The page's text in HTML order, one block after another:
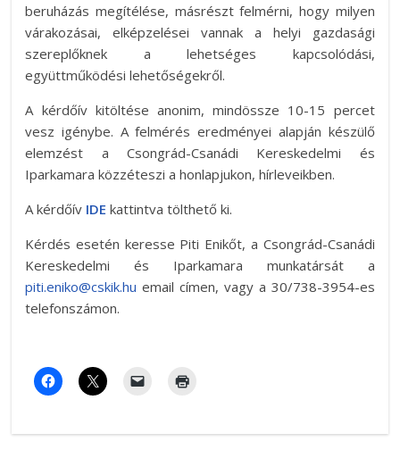
beruházás megítélése, másrészt felmérni, hogy milyen
várakozásai, elképzelései vannak a helyi gazdasági
szereplőknek a lehetséges kapcsolódási,
együttműködési lehetőségekről.
A kérdőív kitöltése anonim, mindössze 10-15 percet
vesz igénybe. A felmérés eredményei alapján készülő
elemzést a Csongrád-Csanádi Kereskedelmi és
Iparkamara közzéteszi a honlapjukon, hírleveikben.
A kérdőív IDE kattintva tölthető ki.
Kérdés esetén keresse Piti Enikőt, a Csongrád-Csanádi
Kereskedelmi és Iparkamara munkatársát a
piti.eniko@cskik.hu email címen, vagy a 30/738-3954-es
telefonszámon.